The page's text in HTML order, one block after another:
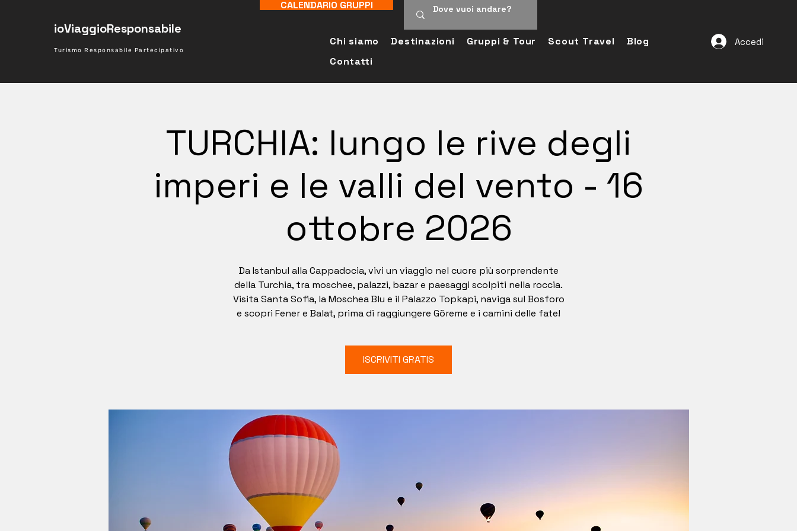
ioViaggioResponsabile
Turismo Responsabile Partecipativo
Chi siamo Destinazioni Gruppi & Tour Scout Travel
Blog
Contatti
Accedi
CALENDARIO GRUPPI
TURCHIA: lungo le rive degli
imperi e le valli del vento - 16
ottobre 2026
Da Istanbul alla Cappadocia, vivi un viaggio nel cuore più sorprendente
della Turchia, tra moschee, palazzi, bazar e paesaggi scolpiti nella roccia.
Visita Santa Sofia, la Moschea Blu e il Palazzo Topkapi, naviga sul Bosforo
e scopri Fener e Balat, prima di raggiungere Göreme e i camini delle fate!
ISCRIVITI GRATIS